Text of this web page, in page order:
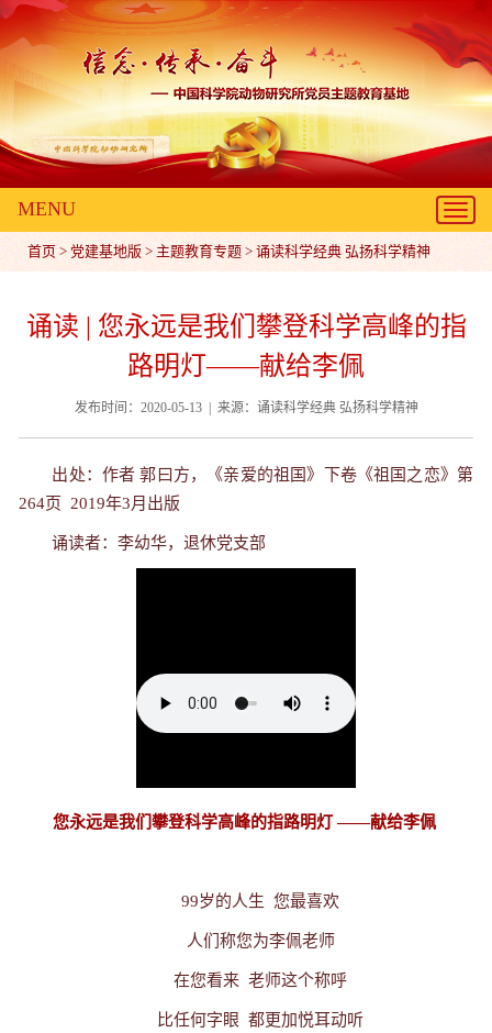
MENU
首页 > 党建基地版 > 主题教育专题 > 诵读科学经典 弘扬科学精神
诵读 | 您永远是我们攀登科学高峰的指
路明灯——献给李佩
发布时间：2020-05-13 | 来源：诵读科学经典 弘扬科学精神
出处：作者 郭曰方，《亲爱的祖国》下卷《祖国之恋》第
264页 2019年3月出版
诵读者：李幼华，退休党支部
您永远是我们攀登科学高峰的指路明灯 ——献给李佩
99岁的人生 您最喜欢
人们称您为李佩老师
在您看来 老师这个称呼
比任何字眼 都更加悦耳动听